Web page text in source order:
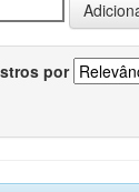
por